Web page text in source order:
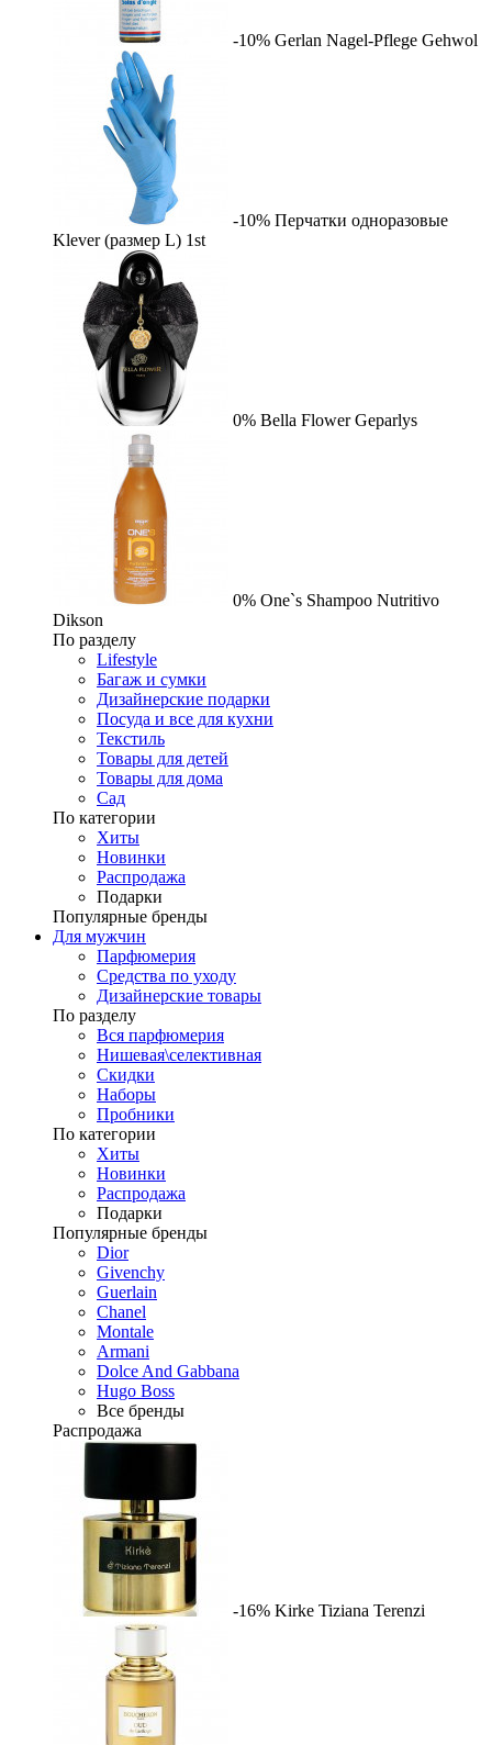
-10% Gerlan Nagel-Pflege Gehwol
-10% Перчатки одноразовые
Klever (размер L) 1st
0% Bella Flower Geparlys
0% One`s Shampoo Nutritivo
Dikson
По разделу
Lifestyle
Багаж и сумки
Дизайнерские подарки
Посуда и все для кухни
Текстиль
Товары для детей
Товары для дома
Сад
По категории
Хиты
Новинки
Распродажа
Подарки
Популярные бренды
Для мужчин
Парфюмерия
Средства по уходу
Дизайнерские товары
По разделу
Вся парфюмерия
Нишевая\селективная
Скидки
Наборы
Пробники
По категории
Хиты
Новинки
Распродажа
Подарки
Популярные бренды
Dior
Givenchy
Guerlain
Chanel
Montale
Armani
Dolce And Gabbana
Hugo Boss
Все бренды
Распродажа
-16% Kirke Tiziana Terenzi